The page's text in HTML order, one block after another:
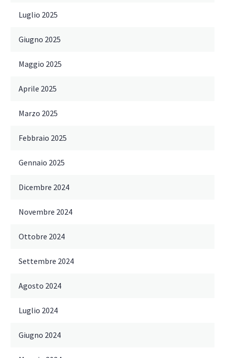
Luglio 2025
Giugno 2025
Maggio 2025
Aprile 2025
Marzo 2025
Febbraio 2025
Gennaio 2025
Dicembre 2024
Novembre 2024
Ottobre 2024
Settembre 2024
Agosto 2024
Luglio 2024
Giugno 2024